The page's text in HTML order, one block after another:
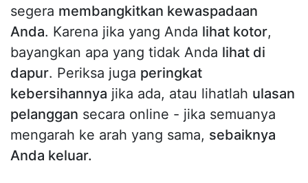
segera membangkitkan kewaspadaan
Anda. Karena jika yang Anda lihat kotor,
bayangkan apa yang tidak Anda lihat di
dapur. Periksa juga peringkat
kebersihannya jika ada, atau lihatlah ulasan
pelanggan secara online - jika semuanya
mengarah ke arah yang sama, sebaiknya
Anda keluar.